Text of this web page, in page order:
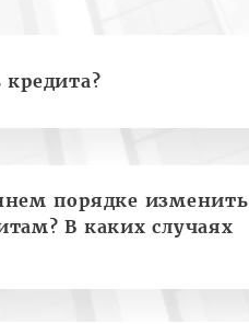
порядке изменить
В каких случаях